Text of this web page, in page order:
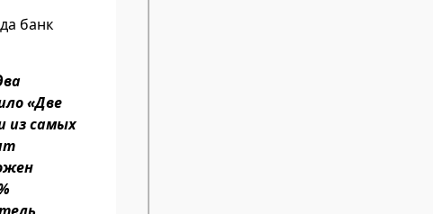
банк
«Две
из самых